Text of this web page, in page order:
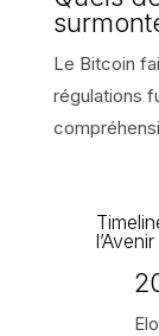
Le Bitcoin
régulations